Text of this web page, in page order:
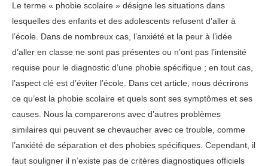
Le terme « phobie scolaire » désigne les situations dans
lesquelles des enfants et des adolescents refusent d’aller à
l’école. Dans de nombreux cas, l’anxiété et la peur à l’idée
d’aller en classe ne sont pas présentes ou n’ont pas l’intensité
requise pour le diagnostic d’une phobie spécifique ; en tout cas,
l’aspect clé est d’éviter l’école. Dans cet article, nous décrirons
ce qu’est la phobie scolaire et quels sont ses symptômes et ses
causes. Nous la comparerons avec d’autres problèmes
similaires qui peuvent se chevaucher avec ce trouble, comme
l’anxiété de séparation et des phobies spécifiques. Cependant, il
faut souligner il n’existe pas de critères diagnostiques officiels